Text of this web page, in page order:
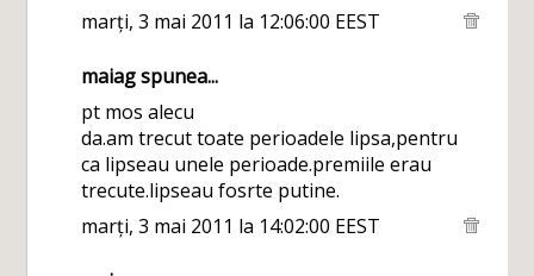
marți, 3 mai 2011 la 12:06:00 EEST
maiagspunea...
pt mos alecu
da.am trecut toate perioadele lipsa,pentru
ca lipseau unele perioade.premiile erau
trecute.lipseau fosrte putine.
marți, 3 mai 2011 la 14:02:00 EEST